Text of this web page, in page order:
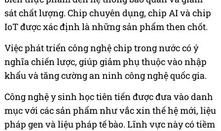
sát chất lượng. Chip chuyên dụng, chip AI và chip
IoT được xác định là những sản phẩm then chốt.
Việc phát triển công nghệ chip trong nước có ý
nghĩa chiến lược, giúp giảm phụ thuộc vào nhập
khẩu và tăng cường an ninh công nghệ quốc gia.
Công nghệ y sinh học tiên tiến được đưa vào danh
mục với các sản phẩm như vắc xin thế hệ mới, liệu
pháp gen và liệu pháp tế bào. Lĩnh vực này có tiềm